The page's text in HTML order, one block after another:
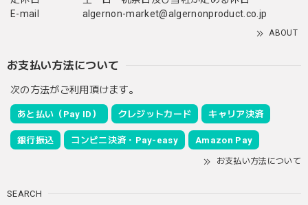
E-mail
algernon-market@algernonproduct.co.jp
ABOUT
お支払い方法について
次の方法がご利用頂けます。
あと払い（Pay ID） クレジットカード キャリア決済
銀行振込 コンビニ決済・Pay-easy Amazon Pay
お支払い方法について
SEARCH